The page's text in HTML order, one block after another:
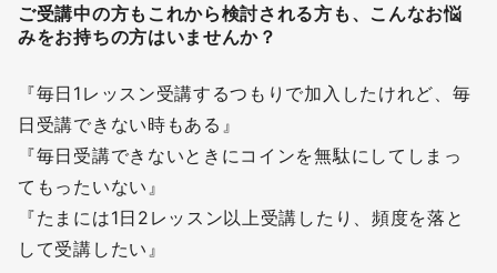
ご受講中の方もこれから検討される方も、こんなお悩
みをお持ちの方はいませんか？
『毎日1レッスン受講するつもりで加入したけれど、毎
日受講できない時もある』
『毎日受講できないときにコインを無駄にしてしまっ
てもったいない』
『たまには1日2レッスン以上受講したり、頻度を落と
して受講したい』